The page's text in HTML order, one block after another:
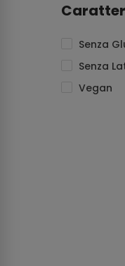
Senza
Senza
Vegan